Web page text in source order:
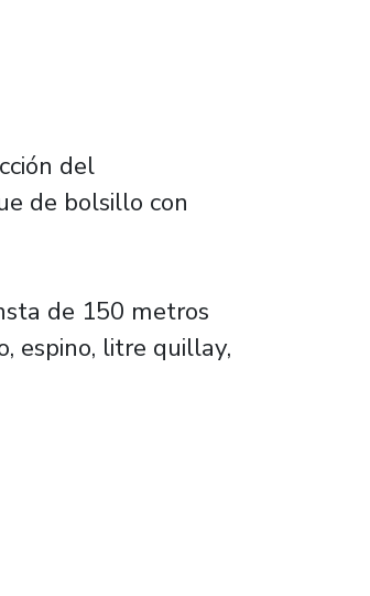
del
de bolsillo con
de 150 metros
espino, litre quillay,